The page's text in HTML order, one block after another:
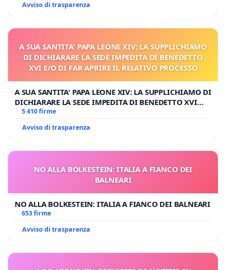
Avviso di trasparenza
A SUA SANTITA' PAPA LEONE XIV: LA SUPPLICHIAMO
DI DICHIARARE LA SEDE IMPEDITA DI BENEDETTO
XVI E/O DI FAR APRIRE IL RELATIVO PROCESSO
A SUA SANTITA' PAPA LEONE XIV: LA SUPPLICHIAMO DI
DICHIARARE LA SEDE IMPEDITA DI BENEDETTO XVI
E/O DI FAR APRIRE IL RELATIVO PROCESSO
5 410 firme
Avviso di trasparenza
NO ALLA BOLKESTEIN: ITALIA A FIANCO DEI
BALNEARI
NO ALLA BOLKESTEIN: ITALIA A FIANCO DEI BALNEARI
653 firme
Avviso di trasparenza